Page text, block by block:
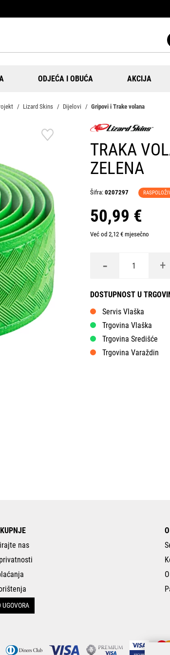
ODJEĆA I OBUĆA AKCIJA
Lizard Skins Dijelovi Gripovi i Trake volana
TRAKA
ZELENA
Šifra: 0207297
50,99 €
Već od 2,12 € mjesečno
- +
DOSTUPNOST U
Servis Vlaška
Trgovina Vlaška
Trgovina Središće
Trgovina Varaždin
nas
UGOVORA